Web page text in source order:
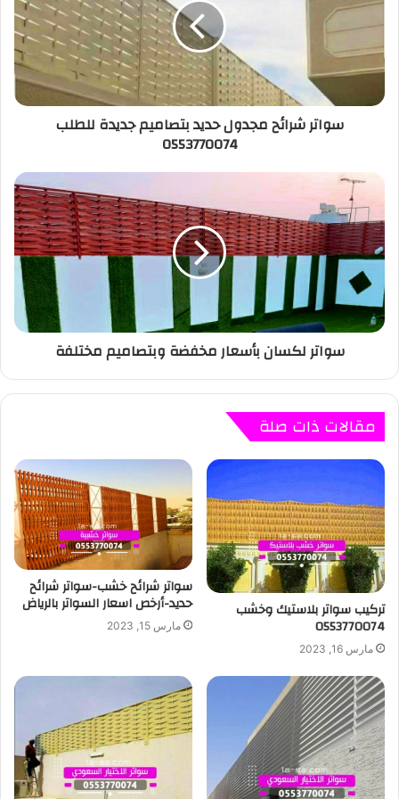
سواتر شرائح مجدول حديد بتصاميم جديدة للطلب
0553770074
سواتر لكسان بأسعار مخفضة وبتصاميم مختلفة
مقالات ذات صلة
تركيب سواتر بلاستيك وخشب
0553770074
مارس 16, 2023
سواتر شرائح خشب-سواتر شرائح
حديد-أرخص اسعار السواتر بالرياض
مارس 15, 2023